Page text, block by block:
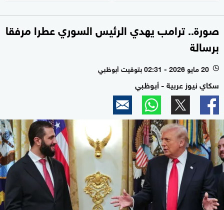
صورة.. ترامب يهدي الرئيس السوري عطرا مرفقا
برسالة
l 20 مايو 2026 - 02:31 بتوقيت أبوظبي
سكاي نيوز عربية - أبوظبي